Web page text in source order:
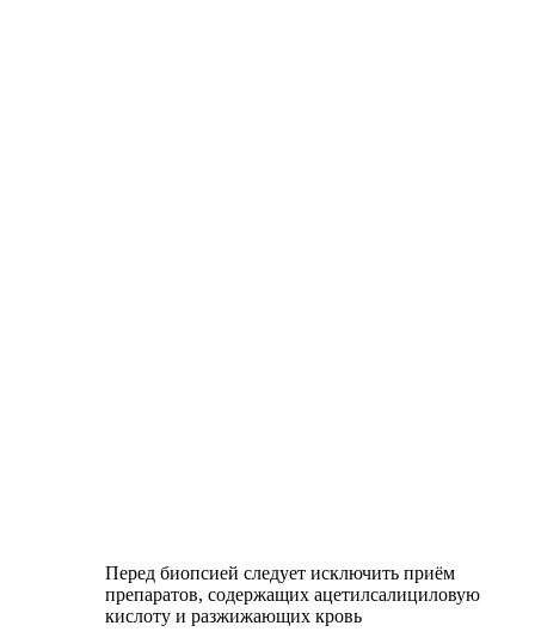
Перед биопсией следует исключить приём
препаратов, содержащих ацетилсалициловую
кислоту и разжижающих кровь